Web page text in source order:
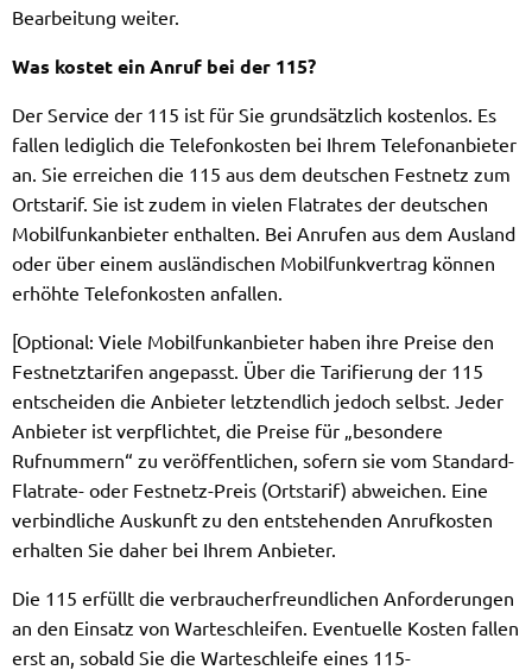
Bearbeitung weiter.
Was kostet ein Anruf bei der 115?
Der Service der 115 ist für Sie grundsätzlich kostenlos. Es
fallen lediglich die Telefonkosten bei Ihrem Telefonanbieter
an. Sie erreichen die 115 aus dem deutschen Festnetz zum
Ortstarif. Sie ist zudem in vielen Flatrates der deutschen
Mobilfunkanbieter enthalten. Bei Anrufen aus dem Ausland
oder über einem ausländischen Mobilfunkvertrag können
erhöhte Telefonkosten anfallen.
[Optional: Viele Mobilfunkanbieter haben ihre Preise den
Festnetztarifen angepasst. Über die Tarifierung der 115
entscheiden die Anbieter letztendlich jedoch selbst. Jeder
Anbieter ist verpflichtet, die Preise für „besondere
Rufnummern“ zu veröffentlichen, sofern sie vom Standard-
Flatrate- oder Festnetz-Preis (Ortstarif) abweichen. Eine
verbindliche Auskunft zu den entstehenden Anrufkosten
erhalten Sie daher bei Ihrem Anbieter.
Die 115 erfüllt die verbraucherfreundlichen Anforderungen
an den Einsatz von Warteschleifen. Eventuelle Kosten fallen
erst an, sobald Sie die Warteschleife eines 115-